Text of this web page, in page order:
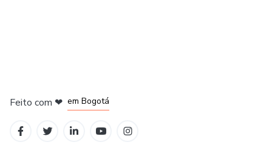
Feito com ❤ em Bogotá